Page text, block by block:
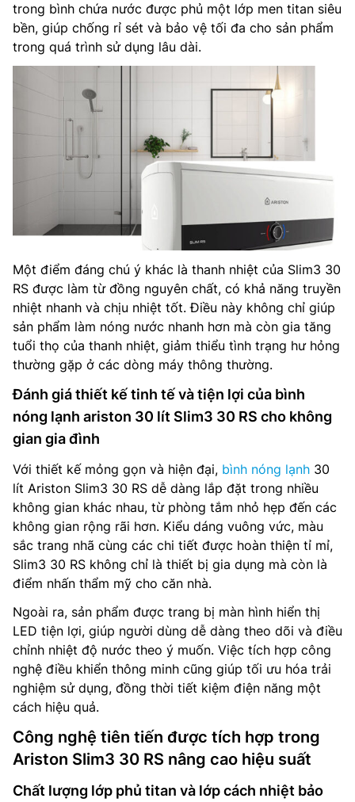
trong bình chứa nước được phủ một lớp men titan siêu
bền, giúp chống rỉ sét và bảo vệ tối đa cho sản phẩm
trong quá trình sử dụng lâu dài.
Một điểm đáng chú ý khác là thanh nhiệt của Slim3 30
RS được làm từ đồng nguyên chất, có khả năng truyền
nhiệt nhanh và chịu nhiệt tốt. Điều này không chỉ giúp
sản phẩm làm nóng nước nhanh hơn mà còn gia tăng
tuổi thọ của thanh nhiệt, giảm thiểu tình trạng hư hỏng
thường gặp ở các dòng máy thông thường.
Đánh giá thiết kế tinh tế và tiện lợi của bình
nóng lạnh ariston 30 lít Slim3 30 RS cho không
gian gia đình
Với thiết kế mỏng gọn và hiện đại, bình nóng lạnh 30
lít Ariston Slim3 30 RS dễ dàng lắp đặt trong nhiều
không gian khác nhau, từ phòng tắm nhỏ hẹp đến các
không gian rộng rãi hơn. Kiểu dáng vuông vức, màu
sắc trang nhã cùng các chi tiết được hoàn thiện tỉ mỉ,
Slim3 30 RS không chỉ là thiết bị gia dụng mà còn là
điểm nhấn thẩm mỹ cho căn nhà.
Ngoài ra, sản phẩm được trang bị màn hình hiển thị
LED tiện lợi, giúp người dùng dễ dàng theo dõi và điều
chỉnh nhiệt độ nước theo ý muốn. Việc tích hợp công
nghệ điều khiển thông minh cũng giúp tối ưu hóa trải
nghiệm sử dụng, đồng thời tiết kiệm điện năng một
cách hiệu quả.
Công nghệ tiên tiến được tích hợp trong
Ariston Slim3 30 RS nâng cao hiệu suất
Chất lượng lớp phủ titan và lớp cách nhiệt bảo